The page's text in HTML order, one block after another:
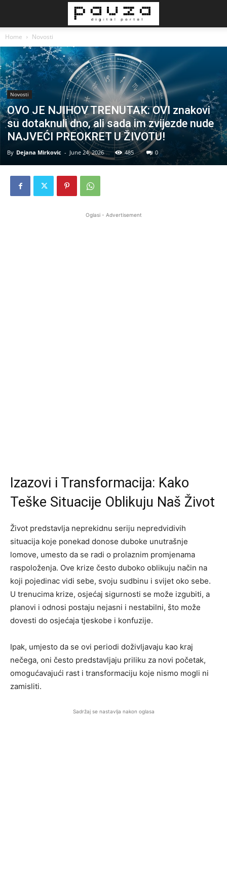
Home Novosti
Novosti
OVO JE NJIHOV TRENUTAK: OVI znakovi
su dotaknuli dno, ali sada im zvijezde nude
NAJVEĆI PREOKRET U ŽIVOTU!
By Dejana Mirkovic - June 24, 2026 485 0
Oglasi - Advertisement
Izazovi i Transformacija: Kako
Teške Situacije Oblikuju Naš Život
Život predstavlja neprekidnu seriju nepredvidivih
situacija koje ponekad donose duboke unutrašnje
lomove, umesto da se radi o prolaznim promjenama
raspoloženja. Ove krize često duboko oblikuju način na
koji pojedinac vidi sebe, svoju sudbinu i svijet oko sebe.
U trenucima krize, osjećaj sigurnosti se može izgubiti, a
planovi i odnosi postaju nejasni i nestabilni, što može
dovesti do osjećaja tjeskobe i konfuzije.
Ipak, umjesto da se ovi periodi doživljavaju kao kraj
nečega, oni često predstavljaju priliku za novi početak,
omogućavajući rast i transformaciju koje nismo mogli ni
zamisliti.
Sadržaj se nastavlja nakon oglasa